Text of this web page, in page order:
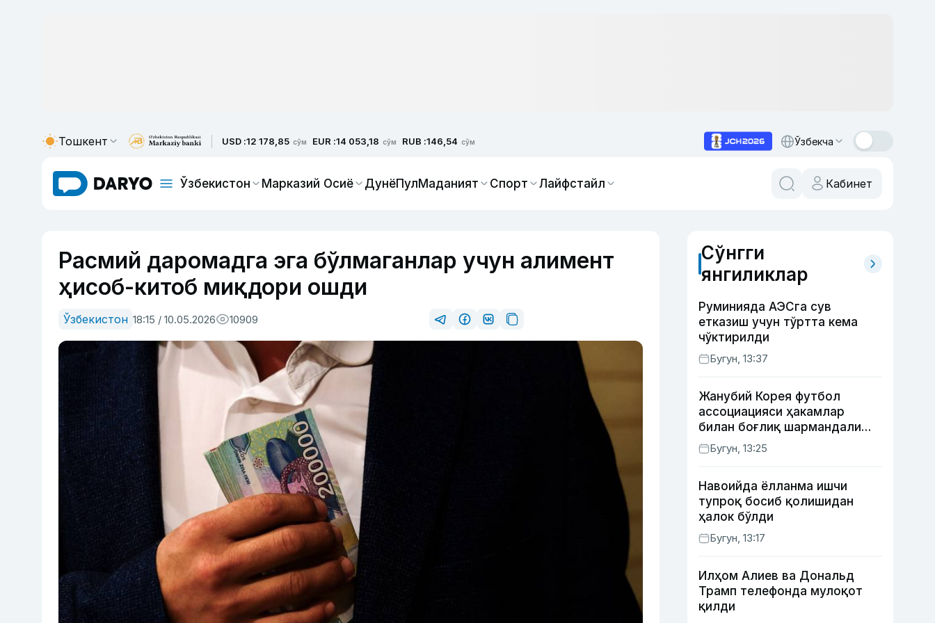
Тошкент USD :12 178,85 сўм EUR :14 053,18 сўм RUB :146,54 сўм Ўзбекча
Ўзбекистон Марказий Осиё ДунёПулМаданият Спорт Лайфстайл Кабинет
Расмий даромадга эга бўлмаганлар учун алимент
ҳисоб-китоб миқдори ошди
Ўзбекистон 18:15 / 10.05.2026 10909
Сўнгги
янгиликлар
Руминияда АЭСга сув
етказиш учун тўртта кема
чўктирилди
Бугун, 13:37
Жанубий Корея футбол
ассоциацияси ҳакамлар
билан боғлиқ шармандали
ҳолат бўйича баёнот берди
Бугун, 13:25
Навоийда ёлланма ишчи
тупроқ босиб қолишидан
ҳалок бўлди
Бугун, 13:17
Илҳом Алиев ва Дональд
Трамп телефонда мулоқот
қилди